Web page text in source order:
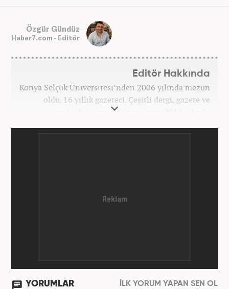
Özgür Gündüz
Haber7.com - Editör
Editör Hakkında
Konya Selçuk Üniversitesi’nden 2006 yılında mezun
oldu. 16 yıllık gazeteci. Çeşitli dergi, gazete ve
ajanslarda görev aldıktan sonra 2011 yılında
YORUMLAR İLK YORUM YAPAN SEN OL